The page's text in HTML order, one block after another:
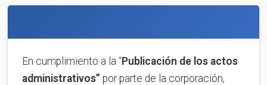
En cumplimiento a la “Publicación de los actos
administrativos” por parte de la corporación,